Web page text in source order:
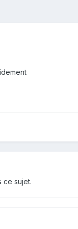
ce sujet.